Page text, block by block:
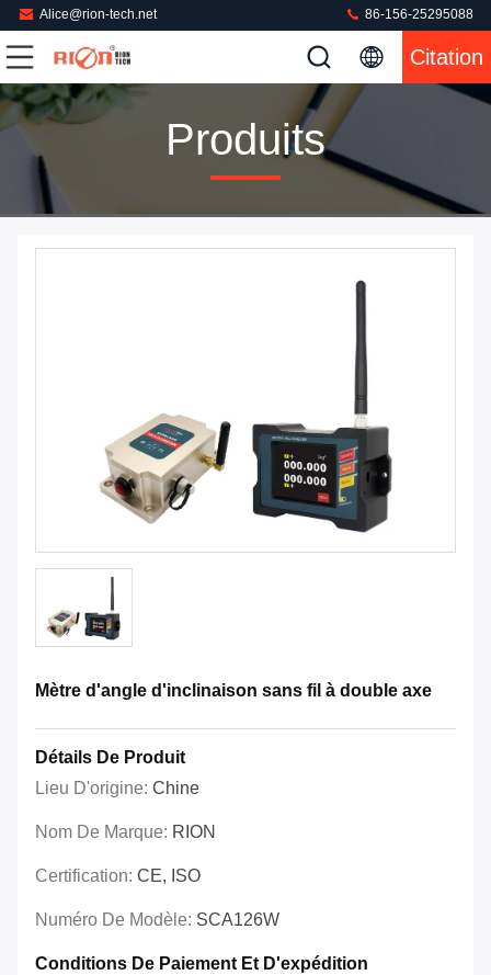
Alice@rion-tech.net 86-156-25295088
Citation
Produits
Mètre d'angle d'inclinaison sans fil à double axe
Détails De Produit
Lieu D'origine: Chine
Nom De Marque: RION
Certification: CE, ISO
Numéro De Modèle: SCA126W
Conditions De Paiement Et D'expédition